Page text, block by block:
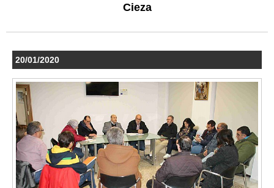
Cieza
20/01/2020